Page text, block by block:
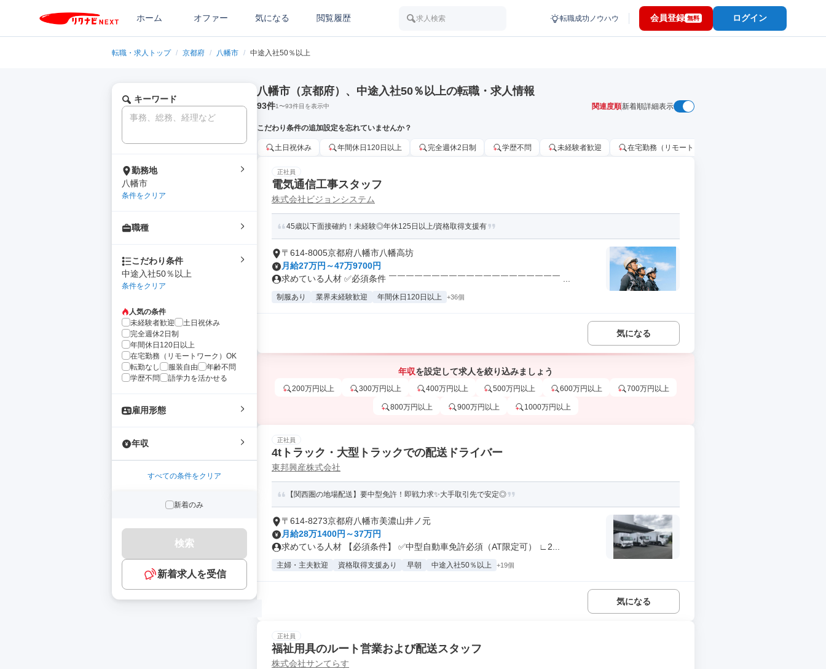
ホーム オファー 気になる 閲覧履歴 求人検索 転職成功ノウハウ 会員登録 無料 ログイン
転職・求人トップ / 京都府 / 八幡市 / 中途入社50％以上
キーワード
勤務地
八幡市
条件をクリア
職種
こだわり条件
中途入社50％以上
条件をクリア
人気の条件
未経験者歓迎
土日祝休み
完全週休2日制
年間休日120日以上
在宅勤務（リモートワーク）OK
転勤なし
服装自由
年齢不問
学歴不問
語学力を活かせる
雇用形態
年収
すべての条件をクリア
新着のみ
検索
新着求人を受信
八幡市（京都府）、中途入社50％以上の転職・求人情報
93件1〜93件目を表示中 関連度順新着順詳細表示
こだわり条件の追加設定を忘れていませんか？
土日祝休み 年間休日120日以上 完全週休2日制 学歴不問 未経験者歓迎 在宅勤務（リモートワーク）OK
正社員
電気通信工事スタッフ
株式会社ビジョンシステム
45歳以下面接確約！未経験◎年休125日以上/資格取得支援有
〒614-8005京都府八幡市八幡高坊
月給27万円～47万9700円
求めている人材 ✅必須条件 ￣￣￣￣￣￣￣￣￣￣￣￣￣￣￣￣￣￣￣￣ ...
制服あり 業界未経験歓迎 年間休日120日以上 +36個
気になる
年収を設定して求人を絞り込みましょう
200万円以上 300万円以上 400万円以上 500万円以上 600万円以上 700万円以上
800万円以上 900万円以上 1000万円以上
正社員
4tトラック・大型トラックでの配送ドライバー
東邦興産株式会社
【関西圏の地場配送】要中型免許！即戦力求✨大手取引先で安定◎
〒614-8273京都府八幡市美濃山井ノ元
月給28万1400円～37万円
求めている人材 【必須条件】 ✅中型自動車免許必須（AT限定可） ∟2...
主婦・主夫歓迎 資格取得支援あり 早朝 中途入社50％以上 +19個
気になる
正社員
福祉用具のルート営業および配送スタッフ
株式会社サンてらす